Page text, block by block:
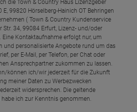
die Town & Country Haus Lizenzgeber
E, 99820 Hörselberg-Hainich OT Behringen
( Town & Country Kundenservice
Str. 34, 99084 Erfurt, Lizenz- und/oder
Eine Kontaktaufnahme erfolgt nur, um
und personalisierte Angebote rund um das
per E-Mail, per Telefon, per Chat oder
Ansprechpartner zukommen zu lassen.
können ich/wir jederzeit für die Zukunft
meiner Daten zu Werbezwecken
widersprechen. Die geltende
habe ich zur Kenntnis genommen.